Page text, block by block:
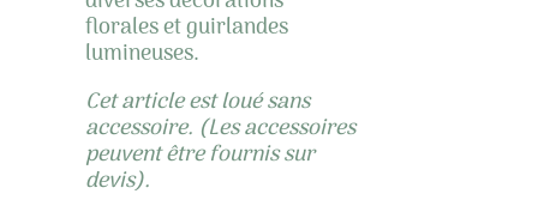
florales et guirlandes
lumineuses.
Cet article est loué sans
accessoire. (Les accessoires
peuvent être fournis sur
devis).